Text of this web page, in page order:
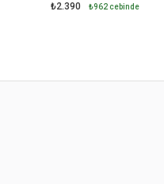
₺2.390
₺962 cebinde